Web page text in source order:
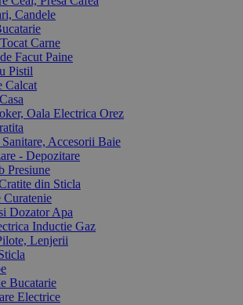
Candele
Carne
Facut Paine
Pistil
Calcat
Oala Electrica Orez
Accesorii Baie
- Depozitare
Presiune
din Sticla
Curatenie
Dozator Apa
Inductie Gaz
Lenjerii
Bucatarie
Electrice